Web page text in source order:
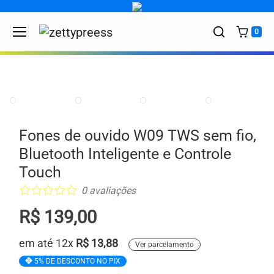
0
Fones de ouvido W09 TWS sem fio,
Bluetooth Inteligente e Controle
Touch
0 avaliações
R$ 139,00
em até 12x R$ 13,88
Ver parcelamento
5% DE DESCONTO NO PIX